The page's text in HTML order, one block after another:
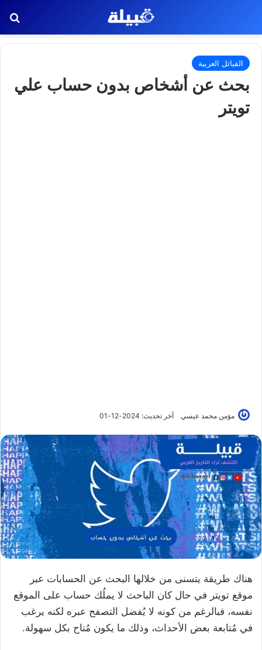
القبائل العربية
بحث عن أشخاص بدون حساب علي
تويتر
مؤمن محمد عيسي آخر تحديث: 2024-12-01
هناك طريقة يتسنى من خلالها البحث عن الحسابات عبر
موقع تويتر في حال كان الباحث لا يملُك حساب على الموقع
نفسه، فبالرغم من كونه لا يُفضل التصفح عبره لكنه يرغب
في مُتابعة بعض الأحداث، وذلك ما يكون مُتاح بكل سهولة.